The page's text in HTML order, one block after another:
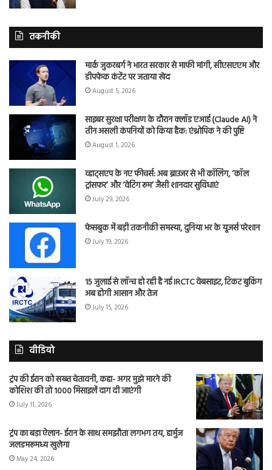
तकनीकी
मार्क जुकरबर्ग ने भारत सरकार से माफी मांगी, सीएसएएम और
डीपफेक कंटेंट पर जताया खेद
August 5, 2026
साइबर सुरक्षा परीक्षण के दौरान क्लॉड एआई (Claude AI) ने
तीन असली कंपनियों को किया हैक: एंथ्रोपिक ने की पुष्टि
August 1, 2026
व्हाट्सएप के नए फीचर्स: अब ब्राउजर से भी कॉलिंग, ‘कॉल
ट्रांसफर’ और ‘वेटिंग रूम’ जैसी शानदार सुविधाएं
July 29, 2026
फेसबुक में बड़ी तकनीकी समस्या, दुनिया भर के यूजर्स परेशान
July 19, 2026
15 जुलाई से लॉन्च हो रही है नई IRCTC वेबसाइट, टिकट बुकिंग
अब होगी आसान और तेज
July 15, 2026
वीडियो
ट्रंप की ईरान को सख्त चेतावनी, कहा- अगर मुझे मारने की
कोशिश की तो 1000 मिसाइलें दाग दी जाएंगी
July 11, 2026
ट्रंप का बड़ा ऐलान- ईरान के साथ समझौता लगभग तय, हार्मुज
जलडमरूमध्य खुलेगा
May 24, 2026